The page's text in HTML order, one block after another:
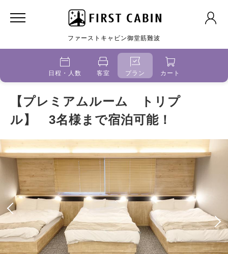
ファーストキャビン御堂筋難波
日程・人数 客室 プラン カート
【プレミアムルーム トリプ
ル】 3名様まで宿泊可能！